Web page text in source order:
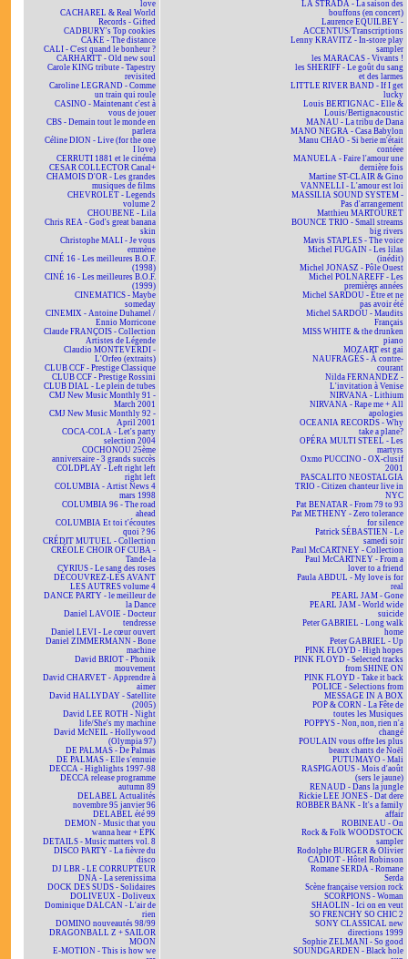
love
CACHAREL & Real World
Records - Gifted
CADBURY's Top cookies
CAKE - The distance
CALI - C'est quand le bonheur ?
CARHARTT - Old new soul
Carole KING tribute - Tapestry
revisited
Caroline LEGRAND - Comme
un train qui roule
CASINO - Maintenant c'est à
vous de jouer
CBS - Demain tout le monde en
parlera
Céline DION - Live (for the one
I love)
CERRUTI 1881 et le cinéma
CESAR COLLECTOR Canal+
CHAMOIS D'OR - Les grandes
musiques de films
CHEVROLET - Legends
volume 2
CHOUBENE - Lila
Chris REA - God's great banana
skin
Christophe MALI - Je vous
emmène
CINÉ 16 - Les meilleures B.O.F.
(1998)
CINÉ 16 - Les meilleures B.O.F.
(1999)
CINEMATICS - Maybe
someday
CINEMIX - Antoine Duhamel /
Ennio Morricone
Claude FRANÇOIS - Collection
Artistes de Légende
Claudio MONTEVERDI -
L'Orfeo (extraits)
CLUB CCF - Prestige Classique
CLUB CCF - Prestige Rossini
CLUB DIAL - Le plein de tubes
CMJ New Music Monthly 91 -
March 2001
CMJ New Music Monthly 92 -
April 2001
COCA-COLA - Let's party
selection 2004
COCHONOU 25ème
anniversaire - 3 grands succès
COLDPLAY - Left right left
right left
COLUMBIA - Artist News 4
mars 1998
COLUMBIA 96 - The road
ahead
COLUMBIA Et toi t'écoutes
quoi ? 96
CRÉDIT MUTUEL - Collection
CRÉOLE CHOIR OF CUBA -
Tande-la
CYRIUS - Le sang des roses
DÉCOUVREZ-LES AVANT
LES AUTRES volume 4
DANCE PARTY - le meilleur de
la Dance
Daniel LAVOIE - Docteur
tendresse
Daniel LEVI - Le cœur ouvert
Daniel ZIMMERMANN - Bone
machine
David BRIOT - Phonik
mouvement
David CHARVET - Apprendre à
aimer
David HALLYDAY - Satellite
(2005)
David LEE ROTH - Night
life/She's my machine
David McNEIL - Hollywood
(Olympia 97)
DE PALMAS - De Palmas
DE PALMAS - Elle s'ennuie
DECCA - Highlights 1997-98
DECCA release programme
autumn 89
DELABEL Actualités
novembre 95 janvier 96
DELABEL été 99
DEMON - Music that you
wanna hear + EPK
DETAILS - Music matters vol. 8
DISCO PARTY - La fièvre du
disco
DJ LBR - LE CORRUPTEUR
DNA - La serenissima
DOCK DES SUDS - Solidaires
DOLIVEUX - Doliveux
Dominique DALCAN - L'air de
rien
DOMINO nouveautés 98/99
DRAGONBALL Z + SAILOR
MOON
E-MOTION - This is how we
LA STRADA - La saison des
bouffons (en concert)
Laurence EQUILBEY -
ACCENTUS/Transcriptions
Lenny KRAVITZ - In-store play
sampler
les MARACAS - Vivants !
les SHERIFF - Le goût du sang
et des larmes
LITTLE RIVER BAND - If I get
lucky
Louis BERTIGNAC - Elle &
Louis/Bertignacoustic
MANAU - La tribu de Dana
MANO NEGRA - Casa Babylon
Manu CHAO - Si berie m'était
contéee
MANUELA - Faire l'amour une
dernière fois
Martine ST-CLAIR & Gino
VANNELLI - L'amour est loi
MASSILIA SOUND SYSTEM -
Pas d'arrangement
Matthieu MARTOURET
BOUNCE TRIO - Small streams
big rivers
Mavis STAPLES - The voice
Michel FUGAIN - Les lilas
(inédit)
Michel JONASZ - Pôle Ouest
Michel POLNAREFF - Les
premières années
Michel SARDOU - Être et ne
pas avoir été
Michel SARDOU - Maudits
Français
MISS WHITE & the drunken
piano
MOZART est gai
NAUFRAGÉS - À contre-
courant
Nilda FERNANDEZ -
L'invitation à Venise
NIRVANA - Lithium
NIRVANA - Rape me + All
apologies
OCEANIA RECORDS - Why
take a plane?
OPÉRA MULTI STEEL - Les
martyrs
Oxmo PUCCINO - OX-clusif
2001
PASCALITO NEOSTALGIA
TRIO - Citizen chanteur live in
NYC
Pat BENATAR - From 79 to 93
Pat METHENY - Zero tolerance
for silence
Patrick SÉBASTIEN - Le
samedi soir
Paul McCARTNEY - Collection
Paul McCARTNEY - From a
lover to a friend
Paula ABDUL - My love is for
real
PEARL JAM - Gone
PEARL JAM - World wide
suicide
Peter GABRIEL - Long walk
home
Peter GABRIEL - Up
PINK FLOYD - High hopes
PINK FLOYD - Selected tracks
from SHINE ON
PINK FLOYD - Take it back
POLICE - Selections from
MESSAGE IN A BOX
POP & CORN - La Fête de
toutes les Musiques
POPPYS - Non, non, rien n'a
changé
POULAIN vous offre les plus
beaux chants de Noël
PUTUMAYO - Mali
RASPIGAOUS - Mois d'août
(sers le jaune)
RENAUD - Dans la jungle
Rickie LEE JONES - Dat dere
ROBBER BANK - It's a family
affair
ROBINEAU - On
Rock & Folk WOODSTOCK
sampler
Rodolphe BURGER & Olivier
CADIOT - Hôtel Robinson
Romane SERDA - Romane
Serda
Scène française version rock
SCORPIONS - Woman
SHAOLIN - Ici on en veut
SO FRENCHY SO CHIC 2
SONY CLASSICAL new
directions 1999
Sophie ZELMANI - So good
SOUNDGARDEN - Black hole